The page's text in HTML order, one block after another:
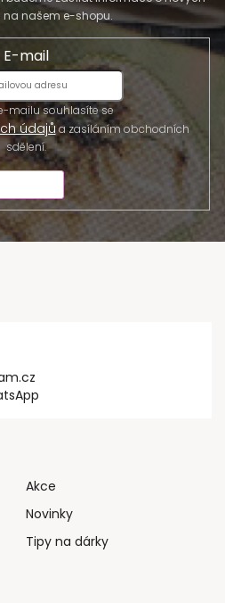
na našem e-shopu.
E-mail
mailu souhlasíte se
údajůa zasíláním obchodních
sdělení.
Akce
Novinky
Tipy na dárky